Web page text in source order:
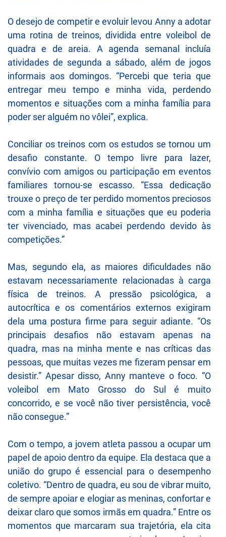
O desejo de competir e evoluir levou Anny a adotar
uma rotina de treinos, dividida entre voleibol de
quadra e de areia. A agenda semanal incluía
atividades de segunda a sábado, além de jogos
informais aos domingos. “Percebi que teria que
entregar meu tempo e minha vida, perdendo
momentos e situações com a minha família para
poder ser alguém no vôlei”, explica.
Conciliar os treinos com os estudos se tornou um
desafio constante. O tempo livre para lazer,
convívio com amigos ou participação em eventos
familiares tornou-se escasso. “Essa dedicação
trouxe o preço de ter perdido momentos preciosos
com a minha família e situações que eu poderia
ter vivenciado, mas acabei perdendo devido às
competições.”
Mas, segundo ela, as maiores dificuldades não
estavam necessariamente relacionadas à carga
física de treinos. A pressão psicológica, a
autocrítica e os comentários externos exigiram
dela uma postura firme para seguir adiante. “Os
principais desafios não estavam apenas na
quadra, mas na minha mente e nas críticas das
pessoas, que muitas vezes me fizeram pensar em
desistir.” Apesar disso, Anny manteve o foco. “O
voleibol em Mato Grosso do Sul é muito
concorrido, e se você não tiver persistência, você
não consegue.”
Com o tempo, a jovem atleta passou a ocupar um
papel de apoio dentro da equipe. Ela destaca que a
união do grupo é essencial para o desempenho
coletivo. “Dentro de quadra, eu sou de vibrar muito,
de sempre apoiar e elogiar as meninas, confortar e
deixar claro que somos irmãs em quadra.” Entre os
momentos que marcaram sua trajetória, ela cita